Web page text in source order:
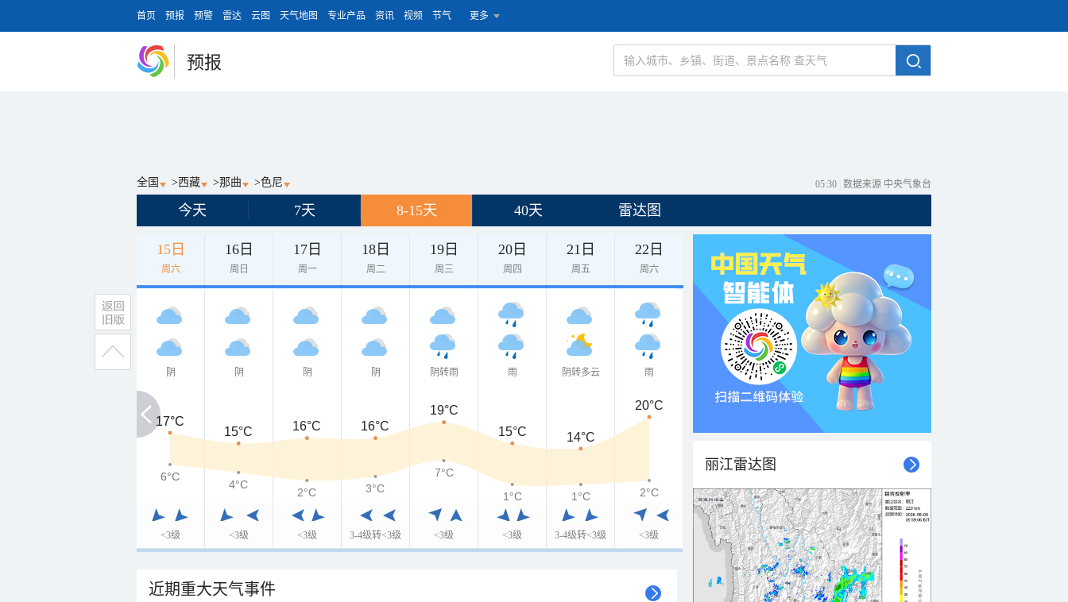
首页 预报 预警 雷达 云图 天气地图 专业产品 资讯 视频 节气 更多
预报
全国 >西藏 >那曲 >色尼 05:30 数据来源 中央气象台
今天 7天 8-15天 40天 雷达图
15日
周六
16日
周日
17日
周一
18日
周二
19日
周三
20日
周四
21日
周五
22日
周六
阴
<3级
阴
<3级
阴
<3级
阴
3-4级转<3级
阴转雨
<3级
雨
<3级
阴转多云
3-4级转<3级
雨
<3级
17°C
17°C
15°C 16°C 16°C
19°C
15°C
14°C
20°C
6°C
6°C
4°C
2°C 3°C
7°C
1°C
1°C 2°C
近期重大天气事件
丽江雷达图